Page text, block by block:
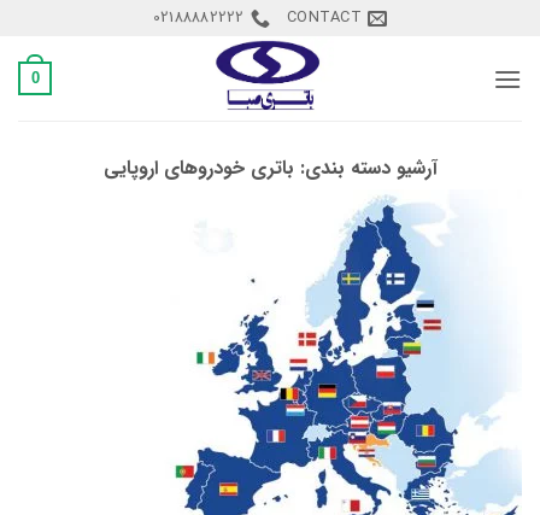
content
CONTACT
02188882222
0
آرشیو دسته بندی: باتری خودروهای اروپایی